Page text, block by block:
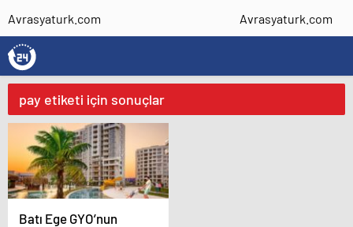
Avrasyaturk.com Avrasyaturk.com
pay etiketi için sonuçlar
Batı Ege GYO’nun